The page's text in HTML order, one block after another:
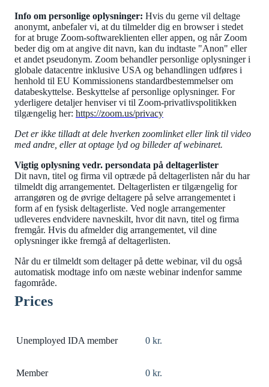
Info om personlige oplysninger: Hvis du gerne vil deltage
anonymt, anbefaler vi, at du tilmelder dig en browser i stedet
for at bruge Zoom-softwareklienten eller appen, og når Zoom
beder dig om at angive dit navn, kan du indtaste "Anon" eller
et andet pseudonym. Zoom behandler personlige oplysninger i
globale datacentre inklusive USA og behandlingen udføres i
henhold til EU Kommissionens standardbestemmelser om
databeskyttelse. Beskyttelse af personlige oplysninger. For
yderligere detaljer henviser vi til Zoom-privatlivspolitikken
tilgængelig her: https://zoom.us/privacy
Det er ikke tilladt at dele hverken zoomlinket eller link til video
med andre, eller at optage lyd og billeder af webinaret.
Vigtig oplysning vedr. persondata på deltagerlister
Dit navn, titel og firma vil optræde på deltagerlisten når du har
tilmeldt dig arrangementet. Deltagerlisten er tilgængelig for
arrangøren og de øvrige deltagere på selve arrangementet i
form af en fysisk deltagerliste. Ved nogle arrangementer
udleveres endvidere navneskilt, hvor dit navn, titel og firma
fremgår. Hvis du afmelder dig arrangementet, vil dine
oplysninger ikke fremgå af deltagerlisten.
Når du er tilmeldt som deltager på dette webinar, vil du også
automatisk modtage info om næste webinar indenfor samme
fagområde.
Prices
Unemployed IDA member 0 kr.
Member 0 kr.